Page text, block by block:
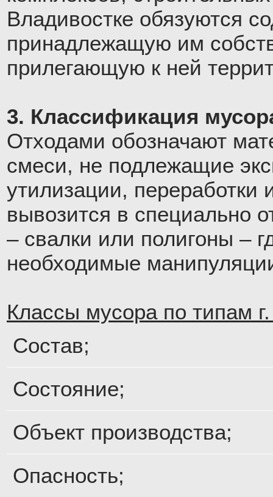
Владивостке обязуются
принадлежащую им
прилегающую к ней
3. Классификация
Отходами обозначают
смеси, не подлежащие
утилизации, переработки
вывозится в специально
– свалки или полигоны –
необходимые
Классы мусора по типам
Состав;
Состояние;
Объект производства;
Опасность;